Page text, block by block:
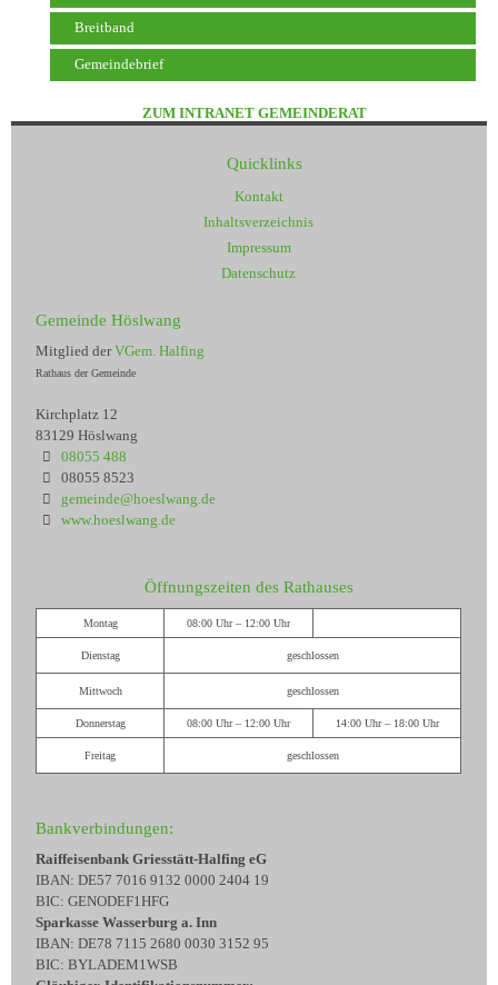
Breitband
Gemeindebrief
ZUM INTRANET GEMEINDERAT
Quicklinks
Kontakt
Inhaltsverzeichnis
Impressum
Datenschutz
Gemeinde Höslwang
Mitglied derVGem. Halfing
Rathaus der Gemeinde
Kirchplatz 12
83129 Höslwang
08055 488
08055 8523
gemeinde@hoeslwang.de
www.hoeslwang.de
Öffnungszeiten des Rathauses
Montag 08:00 Uhr – 12:00 Uhr
Dienstag geschlossen
Mittwoch geschlossen
Donnerstag 08:00 Uhr – 12:00 Uhr 14:00 Uhr – 18:00 Uhr
Freitag geschlossen
Bankverbindungen:
Raiffeisenbank Griesstätt-Halfing eG
IBAN: DE57 7016 9132 0000 2404 19
BIC: GENODEF1HFG
Sparkasse Wasserburg a. Inn
IBAN: DE78 7115 2680 0030 3152 95
BIC: BYLADEM1WSB